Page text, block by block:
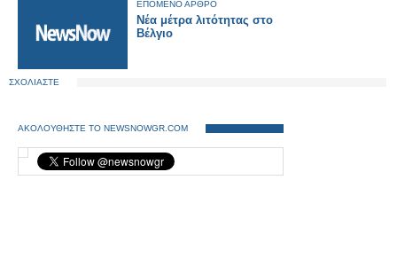
ΕΠΟΜΕΝΟ ΑΡΘΡΟ
Νέα μέτρα λιτότητας στο
Βέλγιο
ΣΧΟΛΙΑΣΤΕ
ΑΚΟΛΟΥΘΗΣΤΕ ΤΟ NEWSNOWGR.COM